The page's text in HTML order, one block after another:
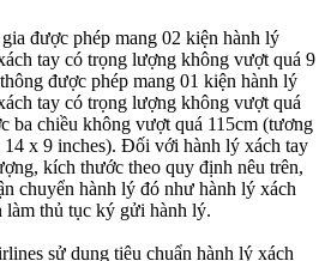
được phép mang 02 kiện hành lý
tay có trọng lượng không vượt quá 9
được phép mang 01 kiện hành lý
tay có trọng lượng không vượt quá
ba chiều không vượt quá 115cm (tương
x 9 inches). Đối với hành lý xách tay
kích thước theo quy định nêu trên,
chuyển hành lý đó như hành lý xách
làm thủ tục ký gửi hành lý.
sử dụng tiêu chuẩn hành l‎‎ý xách